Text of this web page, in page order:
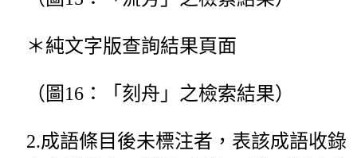
＊純文字版查詢結果頁面
（圖16：「刻舟」之檢索結果）
2.成語條目後未標注者，表該成語收錄